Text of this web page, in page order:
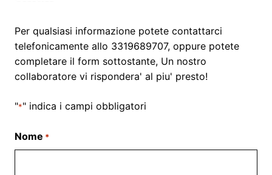
Per qualsiasi informazione potete contattarci
telefonicamente allo 3319689707, oppure potete
completare il form sottostante, Un nostro
collaboratore vi rispondera' al piu' presto!
"*" indica i campi obbligatori
Nome *